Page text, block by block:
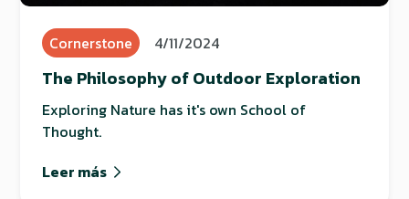
Cornerstone 4/11/2024
The Philosophy of Outdoor Exploration
Exploring Nature has it's own School of
Thought.
Leer más